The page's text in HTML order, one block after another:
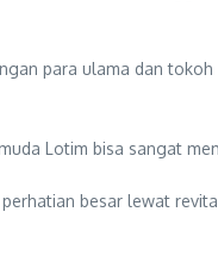
para ulama dan
Lotim bisa sangat
besar lewat